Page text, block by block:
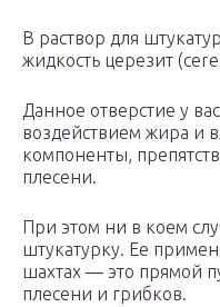
В раствор для
жидкость церезит
Данное отверстие у
воздействием жира и
компоненты,
плесени.
При этом ни в коем
штукатурку. Ее
шахтах — это прямой
плесени и грибков.